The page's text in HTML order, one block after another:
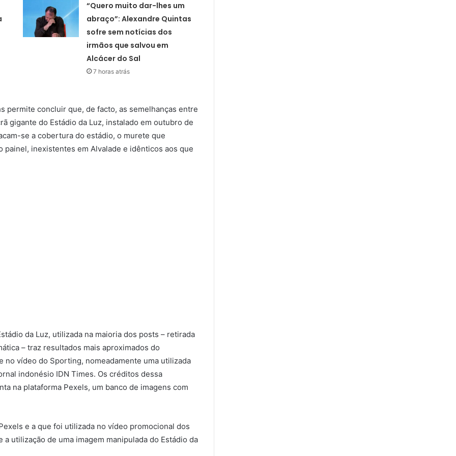
“Quero muito dar-lhes um
abraço”: Alexandre Quintas
sofre sem notícias dos
irmãos que salvou em
Alcácer do Sal
7 horas atrás
permite concluir que, de facto, as semelhanças entre
gigante do Estádio da Luz, instalado em outubro de
se a cobertura do estádio, o murete que
painel, inexistentes em Alvalade e idênticos aos que
da Luz, utilizada na maioria dos posts – retirada
– traz resultados mais aproximados do
vídeo do Sporting, nomeadamente uma utilizada
indonésio IDN Times. Os créditos dessa
na plataforma Pexels, um banco de imagens com
e a que foi utilizada no vídeo promocional dos
utilização de uma imagem manipulada do Estádio da